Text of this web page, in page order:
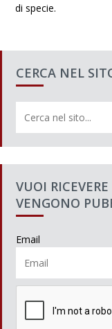
di specie.
CERCA NEL
VUOI
VENGONO
Email